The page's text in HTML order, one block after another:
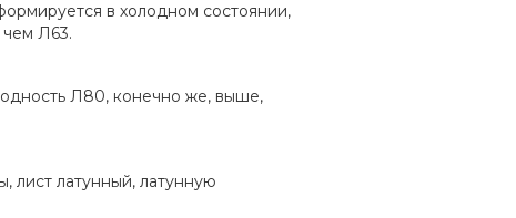
в холодном состоянии,
Л63.
Л80, конечно же, выше,
лист латунный, латунную